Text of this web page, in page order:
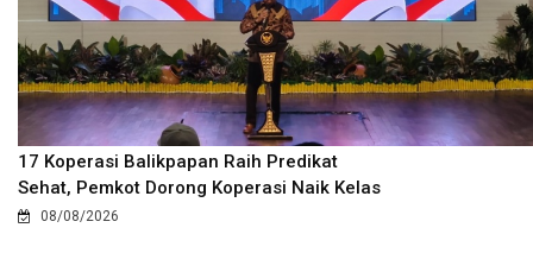
17 Koperasi Balikpapan Raih Predikat
Sehat, Pemkot Dorong Koperasi Naik Kelas
08/08/2026